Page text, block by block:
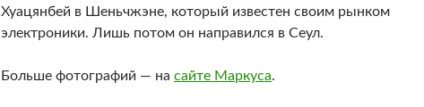
Хуацянбей в Шеньчжэне, который известен своим рынком
электроники. Лишь потом он направился в Сеул.
Больше фотографий — на сайте Маркуса.